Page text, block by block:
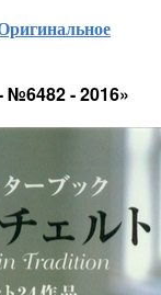
№6482 - 2016»